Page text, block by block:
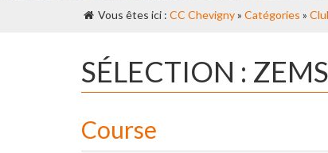
Vous êtes ici : CC Chevigny» Catégories »
SÉLECTION :
Course